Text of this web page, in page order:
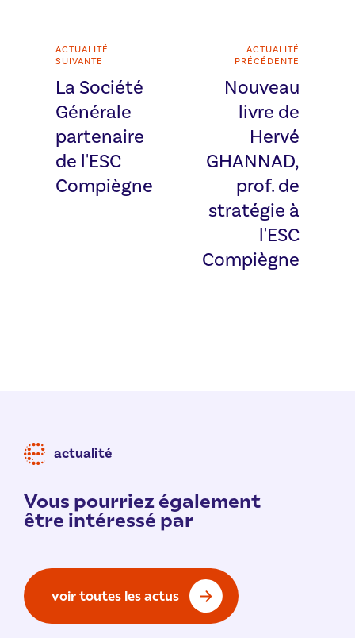
ACTUALITÉ
SUIVANTE
La Société
Générale
partenaire
de l'ESC
Compiègne
ACTUALITÉ
PRÉCÉDENTE
Nouveau
livre de
Hervé
GHANNAD,
prof. de
stratégie à
l'ESC
Compiègne
actualité
Vous pourriez également
être intéressé par
voir toutes les actus